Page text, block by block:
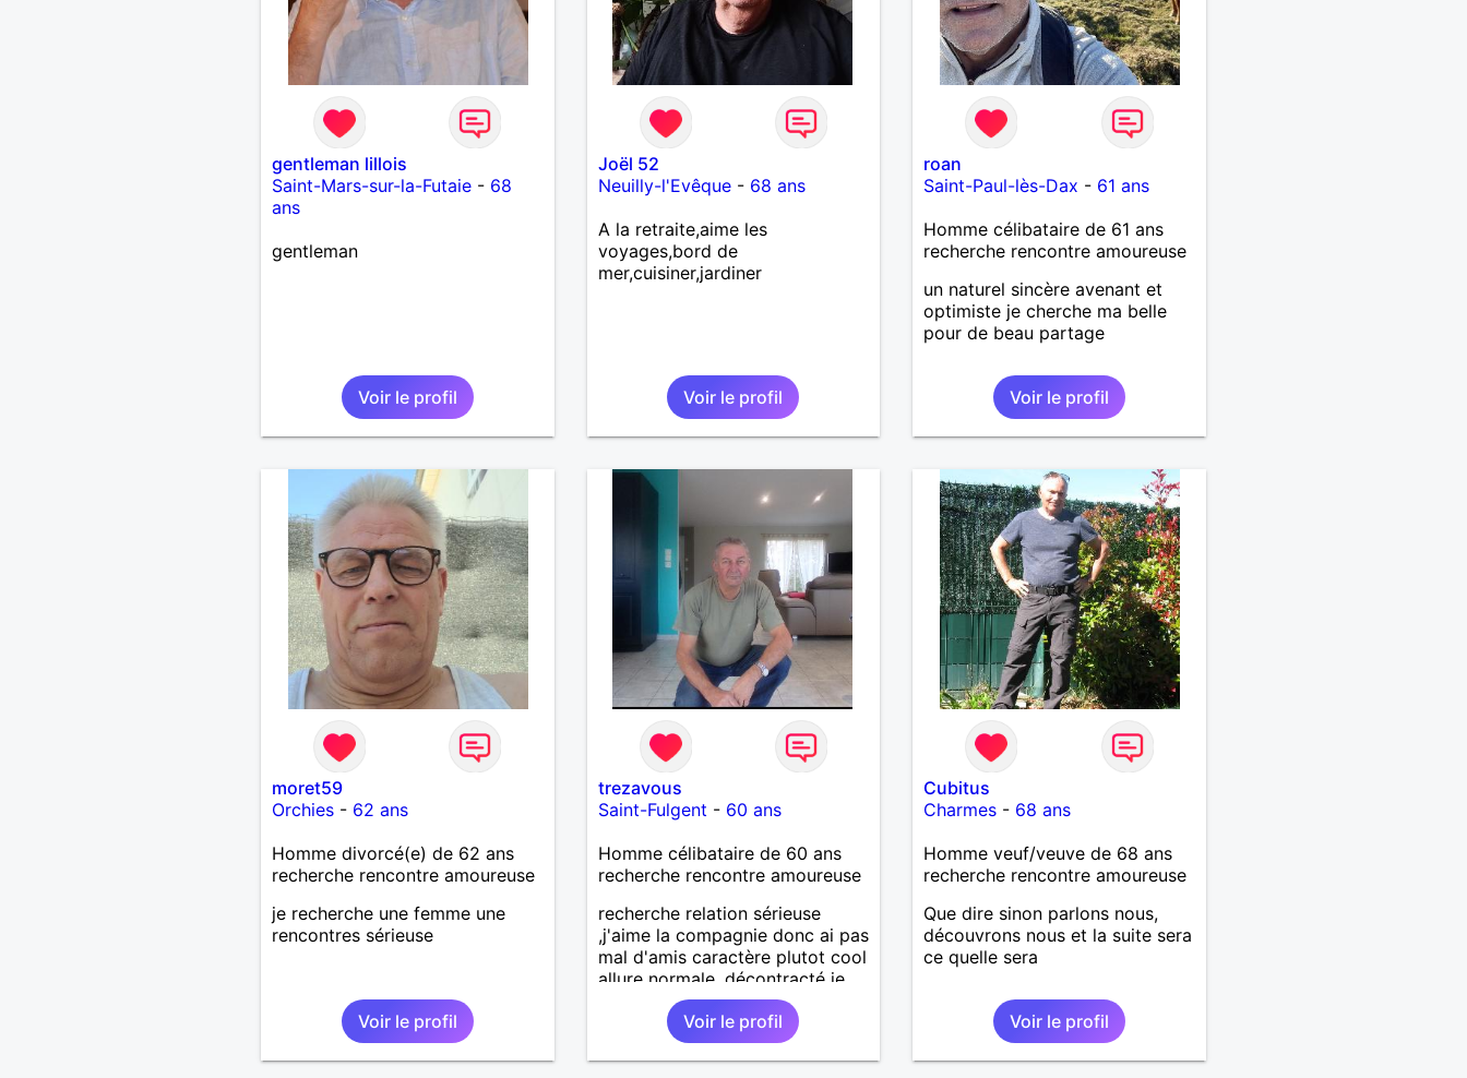
compte m'installer à nouveau à
l'ile de la Réunion avant la fin
2026. Pierre
gentleman lillois
Saint-Mars-sur-la-Futaie- 68
ans
gentleman
Voir le profil
Joël 52
Neuilly-l'Evêque- 68 ans
A la retraite,aime les
voyages,bord de
mer,cuisiner,jardiner
Voir le profil
roan
Saint-Paul-lès-Dax - 61 ans
Homme célibataire de 61 ans
recherche rencontre amoureuse
un naturel sincère avenant et
optimiste je cherche ma belle
pour de beau partage
Voir le profil
moret59
Orchies- 62 ans
Homme divorcé(e) de 62 ans
recherche rencontre amoureuse
je recherche une femme une
rencontres sérieuse
Voir le profil
trezavous
Saint-Fulgent - 60 ans
Homme célibataire de 60 ans
recherche rencontre amoureuse
recherche relation sérieuse
,j'aime la compagnie donc ai pas
mal d'amis caractère plutot cool
allure normale ,décontracté je
voudrais rencontrer une
personne aimant la nature
,bricolage ,quelqu'un de simple
et naturel à vos claviers
Voir le profil
Cubitus
Charmes - 68 ans
Homme veuf/veuve de 68 ans
recherche rencontre amoureuse
Que dire sinon parlons nous,
découvrons nous et la suite sera
ce quelle sera
Voir le profil